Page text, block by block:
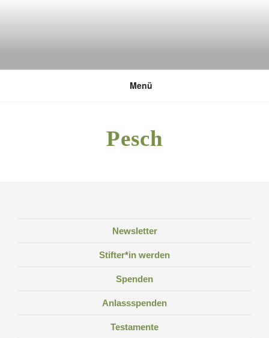
DEUTSCHE UMWELTSTIFTUNG
Menü
Pesch
Newsletter
Stifter*in werden
Spenden
Anlassspenden
Testamente